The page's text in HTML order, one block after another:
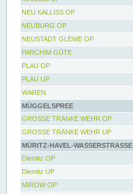
NEU KALLISS OP
NEUBURG OP
NEUSTADT GLEWE OP
PARCHIM GÜTE
PLAU OP
PLAU UP
WAREN
MÜGGELSPREE
GROSSE TRÄNKE WEHR OP
GROSSE TRÄNKE WEHR UP
MÜRITZ-HAVEL-WASSERSTRASSE
Diemitz OP
Diemitz UP
MIROW OP